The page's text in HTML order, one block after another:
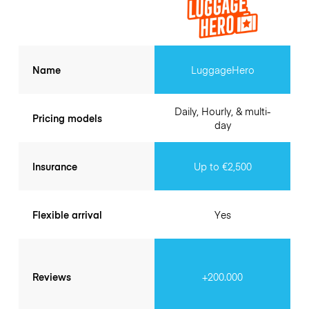
Name
Pricing models
Insurance
Flexible arrival
Reviews
LuggageHero
Daily, Hourly, & multi-
day
Up to €2,500
Yes
+200.000